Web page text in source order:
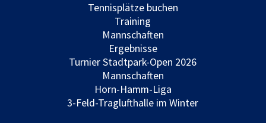
Tennisplätze buchen
Training
Mannschaften
Ergebnisse
Turnier Stadtpark-Open 2026
Mannschaften
Horn-Hamm-Liga
3-Feld-Traglufthalle im Winter